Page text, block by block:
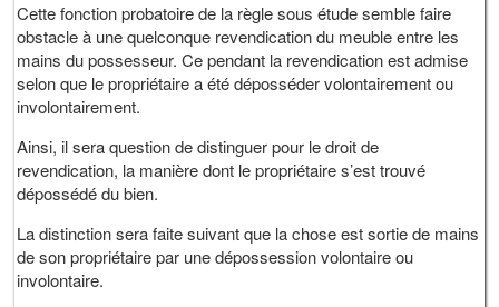
Cette fonction probatoire de la règle sous étude semble faire
obstacle à une quelconque revendication du meuble entre les
mains du possesseur. Ce pendant la revendication est admise
selon que le propriétaire a été déposséder volontairement ou
involontairement.
Ainsi, il sera question de distinguer pour le droit de
revendication, la manière dont le propriétaire s’est trouvé
dépossédé du bien.
La distinction sera faite suivant que la chose est sortie de mains
de son propriétaire par une dépossession volontaire ou
involontaire.